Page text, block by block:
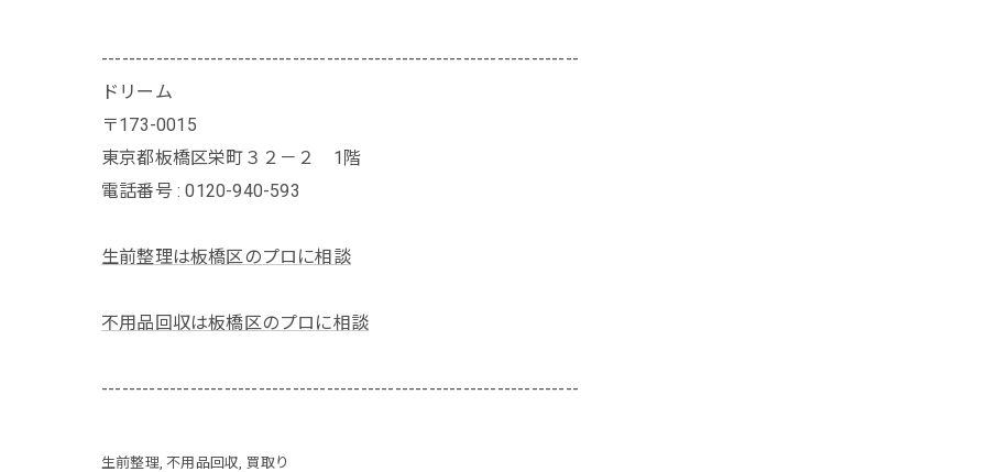
----------------------------------------------------------------------
ドリーム
〒173-0015
東京都板橋区栄町３２－２ 1階
電話番号 : 0120-940-593
生前整理は板橋区のプロに相談
不用品回収は板橋区のプロに相談
----------------------------------------------------------------------
生前整理 不用品回収 買取り